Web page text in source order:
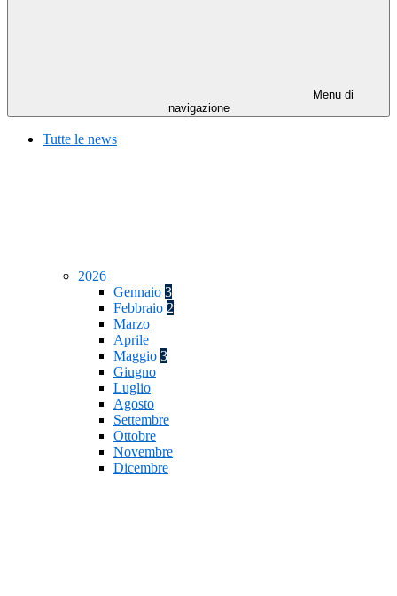
Menu di
navigazione
Tutte le news
2026
Gennaio 3
Febbraio 2
Marzo
Aprile
Maggio 3
Giugno
Luglio
Agosto
Settembre
Ottobre
Novembre
Dicembre